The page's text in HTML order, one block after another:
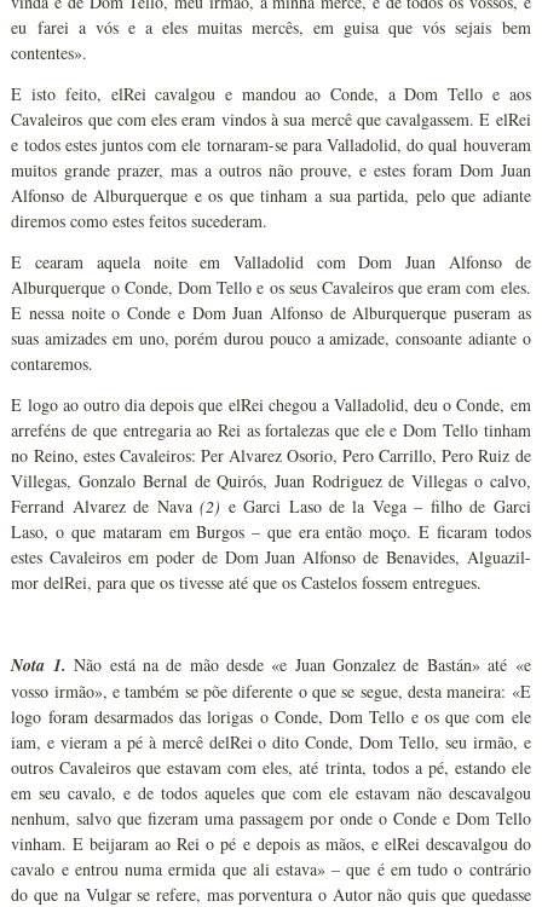
eu farei a vós e a eles muitas mercês, em guisa que vós sejais bem
contentes».
E isto feito, elRei cavalgou e mandou ao Conde, a Dom Tello e aos
Cavaleiros que com eles eram vindos à sua mercê que cavalgassem. E elRei
e todos estes juntos com ele tornaram-se para Valladolid, do qual houveram
muitos grande prazer, mas a outros não prouve, e estes foram Dom Juan
Alfonso de Alburquerque e os que tinham a sua partida, pelo que adiante
diremos como estes feitos sucederam.
E cearam aquela noite em Valladolid com Dom Juan Alfonso de
Alburquerque o Conde, Dom Tello e os seus Cavaleiros que eram com eles.
E nessa noite o Conde e Dom Juan Alfonso de Alburquerque puseram as
suas amizades em uno, porém durou pouco a amizade, consoante adiante o
contaremos.
E logo ao outro dia depois que elRei chegou a Valladolid, deu o Conde, em
arreféns de que entregaria ao Rei as fortalezas que ele e Dom Tello tinham
no Reino, estes Cavaleiros: Per Alvarez Osorio, Pero Carrillo, Pero Ruiz de
Villegas, Gonzalo Bernal de Quirós, Juan Rodriguez de Villegas o calvo,
Ferrand Alvarez de Nava(2) e Garci Laso de la Vega – filho de Garci
Laso, o que mataram em Burgos – que era então moço. E ficaram todos
estes Cavaleiros em poder de Dom Juan Alfonso de Benavides, Alguazil-
mor delRei, para que os tivesse até que os Castelos fossem entregues.
Nota 1. Não está na de mão desde «e Juan Gonzalez de Bastán» até «e
vosso irmão», e também se põe diferente o que se segue, desta maneira: «E
logo foram desarmados das lorigas o Conde, Dom Tello e os que com ele
iam, e vieram a pé à mercê delRei o dito Conde, Dom Tello, seu irmão, e
outros Cavaleiros que estavam com eles, até trinta, todos a pé, estando ele
em seu cavalo, e de todos aqueles que com ele estavam não descavalgou
nenhum, salvo que fizeram uma passagem por onde o Conde e Dom Tello
vinham. E beijaram ao Rei o pé e depois as mãos, e elRei descavalgou do
cavalo e entrou numa ermida que ali estava» – que é em tudo o contrário
do que na Vulgar se refere, mas porventura o Autor não quis que quedasse